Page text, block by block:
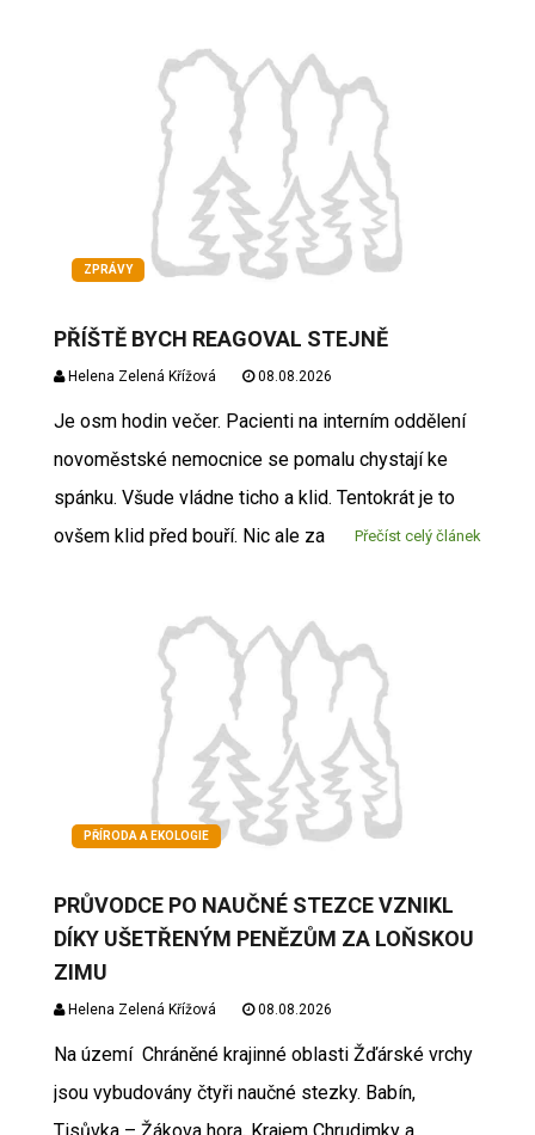
ZPRÁVY
PŘÍŠTĚ BYCH REAGOVAL STEJNĚ
Helena Zelená Křížová 08.08.2026
Je osm hodin večer. Pacienti na interním oddělení
novoměstské nemocnice se pomalu chystají ke
spánku. Všude vládne ticho a klid. Tentokrát je to
ovšem klid před bouří. Nic ale za
Přečíst celý článek
PŘÍRODA A EKOLOGIE
PRŮVODCE PO NAUČNÉ STEZCE VZNIKL
DÍKY UŠETŘENÝM PENĚZŮM ZA LOŇSKOU
ZIMU
Helena Zelená Křížová 08.08.2026
Na území Chráněné krajinné oblasti Žďárské vrchy
jsou vybudovány čtyři naučné stezky. Babín,